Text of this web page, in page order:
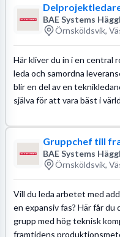
BAE Systems
Örnsköldsvik,
Här kliver du in i en central
leda och samordna
blir en del av en
själva för att vara bäst i
Gruppchef till
BAE Systems
Örnsköldsvik,
Vill du leda arbetet med
en expansiv fas? Här får
grupp med hög teknisk
framtidens